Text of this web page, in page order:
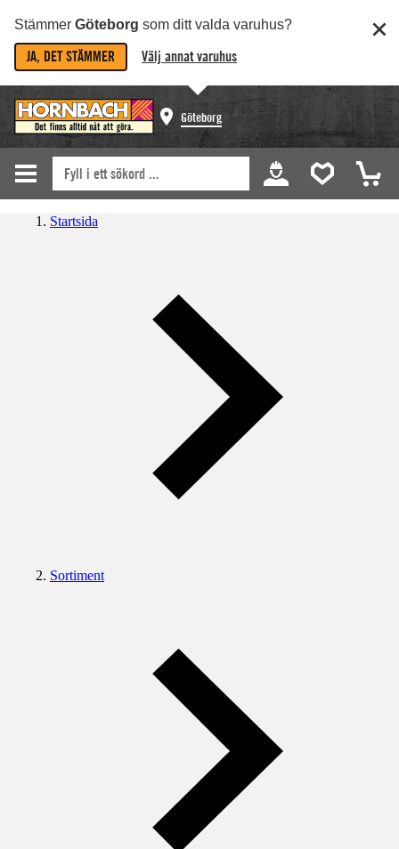
Stämmer Göteborg som ditt valda varuhus?
JA, DET STÄMMER Välj annat varuhus
Göteborg
Startsida
Sortiment